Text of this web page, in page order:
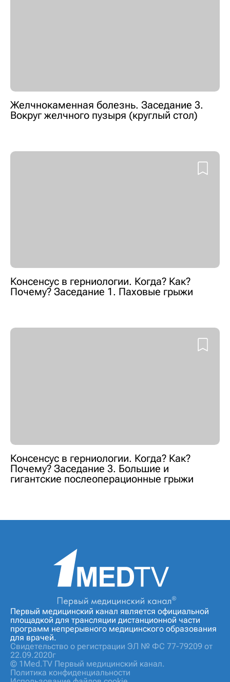
Желчнокаменная болезнь. Заседание 3.
Вокруг желчного пузыря (круглый стол)
Консенсус в герниологии. Когда? Как?
Почему? Заседание 1. Паховые грыжи
Консенсус в герниологии. Когда? Как?
Почему? Заседание 3. Большие и
гигантские послеоперационные грыжи
Первый медицинский канал является официальной
площадкой для трансляции дистанционной части
программ непрерывного медицинского образования
для врачей.
Свидетельство о регистрации ЭЛ № ФС 77-79209 от
22.09.2020г
© 1Med.TV Первый медицинский канал.
Политика конфиденциальности